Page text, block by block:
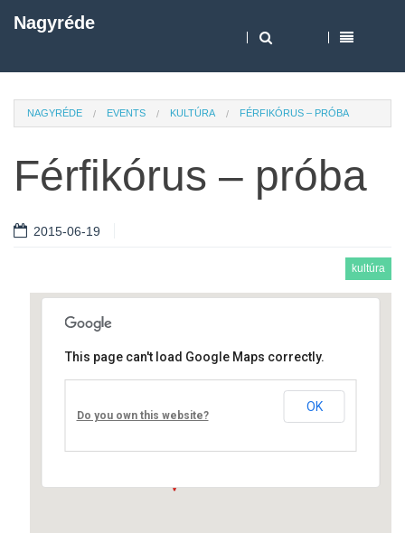
Nagyréde
NAGYRÉDE EVENTS KULTÚRA FÉRFIKÓRUS – PRÓBA
Férfikórus – próba
2015-06-19
kultúra
Művelődési ház
Fő út 8 - Nagyréde
This page can't load Google Maps correctly.
Do you own this website?
OK